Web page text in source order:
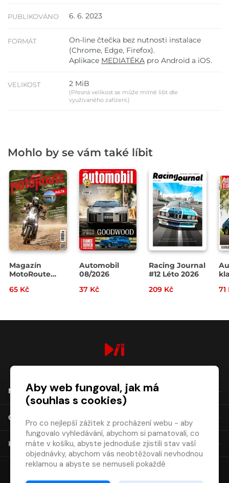
PUBLIKOVÁNO 6. 6. 2023
FORMÁT
On-line čtečka bez nutnosti instalace
(Chrome, Edge, Firefox).
Aplikace MEDIATÉKA pro Android a iOS.
VELIKOST 2 MiB
(Přesná velikost se může mírně lišit dle
využívaného zařízení.)
Mohlo by se vám také líbit
Magazín
MotoRoute
65 Kč
Automobil
08/2026
37 Kč
Racing Journal
#12 Léto 2026
209 Kč
71
NÁKUP
O SPOLEČNOSTI
KONTAKT
Aby web fungoval, jak má
(souhlas s cookies)
Pro co nejlepší zážitek z procházení webu - aby
fungovalo vyhledávání, abychom si pamatovali, co
máte v košíku, abyste jednoduše zjistili stav vaší
objednávky, abychom vás neobtěžovali nevhodnou
reklamou a abyste se nemuseli pokaždé